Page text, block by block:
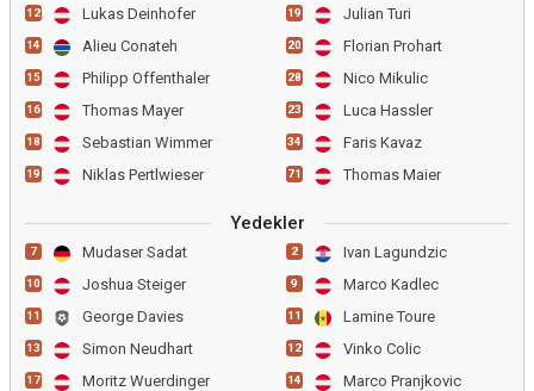
12 Lukas Deinhofer
14 Alieu Conateh
15 Philipp Offenthaler
16 Thomas Mayer
18 Sebastian Wimmer
19 Niklas Pertlwieser
19 Julian Turi
20 Florian Prohart
28 Nico Mikulic
23 Luca Hassler
34 Faris Kavaz
71 Thomas Maier
Yedekler
7 Mudaser Sadat
10 Joshua Steiger
11 George Davies
13 Simon Neudhart
17 Moritz Wuerdinger
2 Ivan Lagundzic
9 Marco Kadlec
11 Lamine Toure
12 Vinko Colic
14 Marco Pranjkovic